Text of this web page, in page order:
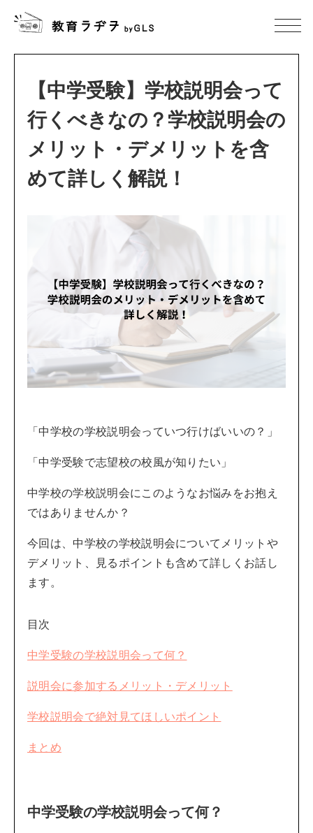
【中学受験】学校説明会って
行くべきなの？学校説明会の
メリット・デメリットを含
めて詳しく解説！
「中学校の学校説明会っていつ行けばいいの？」
「中学受験で志望校の校風が知りたい」
中学校の学校説明会にこのようなお悩みをお抱え
ではありませんか？
今回は、中学校の学校説明会についてメリットや
デメリット、見るポイントも含めて詳しくお話し
ます。
目次
中学受験の学校説明会って何？
説明会に参加するメリット・デメリット
学校説明会で絶対見てほしいポイント
まとめ
中学受験の学校説明会って何？